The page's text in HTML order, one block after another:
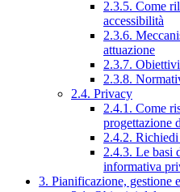
2.3.5. Come
accessibilità
2.3.6.
attuazione
2.3.7.
2.3.8.
2.4. Privacy
2.4.1. Come
progettazione
2.4.2. Richiedi
2.4.3. Le basi
informativa
3. Pianificazione, gestione